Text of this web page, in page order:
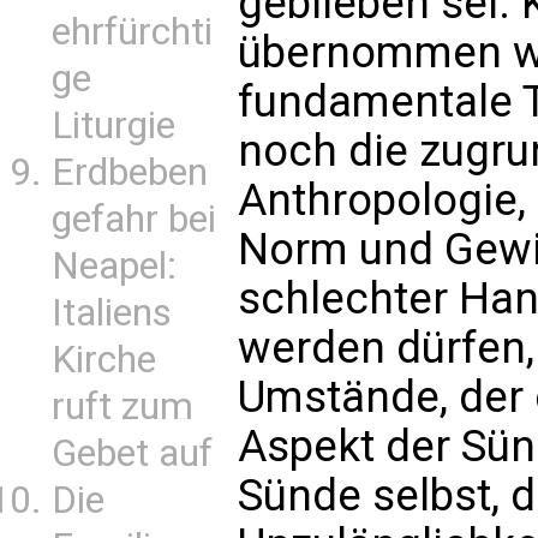
ehrfürchti
ge
Liturgie
Erdbeben
gefahr bei
Neapel:
Italiens
Kirche
ruft zum
Gebet auf
Die
übernommen
fundamentale
noch die
Norm und
schlechter
werden
Umstände,
Aspekt der
Sünde selbst,